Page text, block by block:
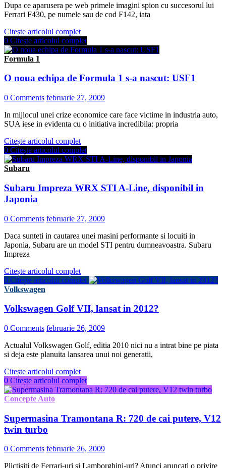
Dupa ce aparusera pe web primele imagini spion cu succesorul lui
Ferrari F430, pe numele sau de cod F142, iata
Citește articolul complet
0 Citește articolul complet
Formula 1
O noua echipa de Formula 1 s-a nascut: USF1
0 Comments februarie 27, 2009
In mijlocul unei crize economice care face victime in industria auto,
SUA iese in evidenta cu o initiativa incredibila: propria
Citește articolul complet
0 Citește articolul complet
Subaru
Subaru Impreza WRX STI A-Line, disponibil in
Japonia
0 Comments februarie 27, 2009
Daca sunteti in cautarea unei masini performante si locuiti in
Japonia, Subaru are un model STI pentru dumneavoastra. Subaru
Impreza
Citește articolul complet
0 Citește articolul complet
Volkswagen
Volkswagen Golf VII, lansat in 2012?
0 Comments februarie 26, 2009
Actualul Volkswagen Golf, editia 2010 nici nu a intrat bine pe piata
si deja este planuita lansarea unui noi generatii,
Citește articolul complet
0 Citește articolul complet
Concepte Auto
Supermasina Tramontana R: 720 de cai putere, V12
twin turbo
0 Comments februarie 26, 2009
Plictisiti de Ferrari-uri si Lamborghini-uri? Atunci aruncati o privire